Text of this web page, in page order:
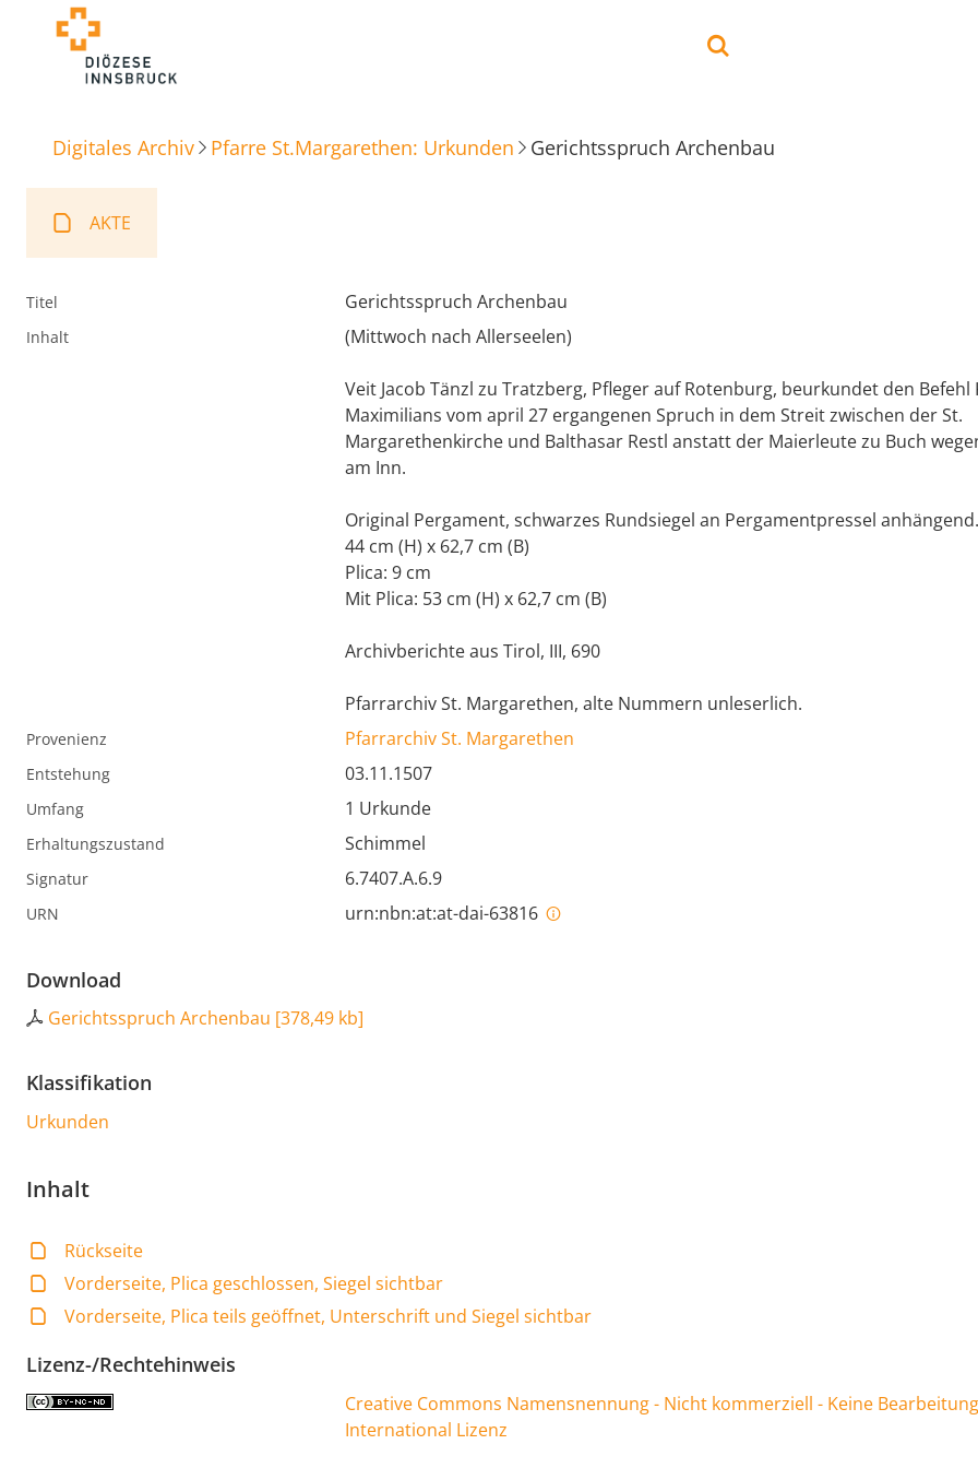
Digitales Archiv Pfarre St.Margarethen: Urkunden Gerichtsspruch Archenbau
AKTE
Titel Gerichtsspruch Archenbau
Inhalt (Mittwoch nach Allerseelen)
Veit Jacob Tänzl zu Tratzberg, Pfleger auf Rotenburg, beurkundet den Befehl
Maximilians vom april 27 ergangenen Spruch in dem Streit zwischen der St.
Margarethenkirche und Balthasar Restl anstatt der Maierleute zu Buch
am Inn.
Original Pergament, schwarzes Rundsiegel an Pergamentpressel anhängend.
44 cm (H) x 62,7 cm (B)
Plica: 9 cm
Mit Plica: 53 cm (H) x 62,7 cm (B)
Archivberichte aus Tirol, III, 690
Pfarrarchiv St. Margarethen, alte Nummern unleserlich.
Provenienz Pfarrarchiv St. Margarethen
Entstehung 03.11.1507
Umfang 1 Urkunde
Erhaltungszustand Schimmel
Signatur 6.7407.A.6.9
URN urn:nbn:at:at-dai-63816
Download
Gerichtsspruch Archenbau [378,49 kb]
Klassifikation
Urkunden
Inhalt
Rückseite
Vorderseite, Plica geschlossen, Siegel sichtbar
Vorderseite, Plica teils geöffnet, Unterschrift und Siegel sichtbar
Lizenz-/Rechtehinweis
Creative Commons Namensnennung - Nicht kommerziell - Keine
International Lizenz